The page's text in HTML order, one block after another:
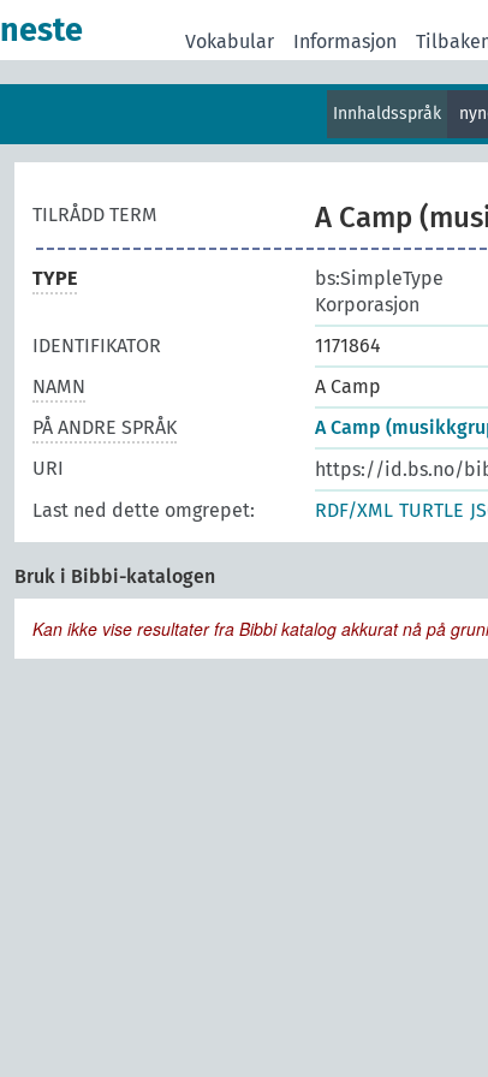
Vokabular Informasjon
Innhaldsspråk
TILRÅDD TERM A Camp
TYPE
bs:SimpleType
Korporasjon
IDENTIFIKATOR
1171864
NAMN
A Camp
PÅ ANDRE SPRÅK
A Camp
URI
https://id.bs.no/
Last ned dette omgrepet:
RDF/XML TURTLE
Bruk i Bibbi-katalogen
Kan ikke vise resultater fra Bibbi katalog akkurat nå på